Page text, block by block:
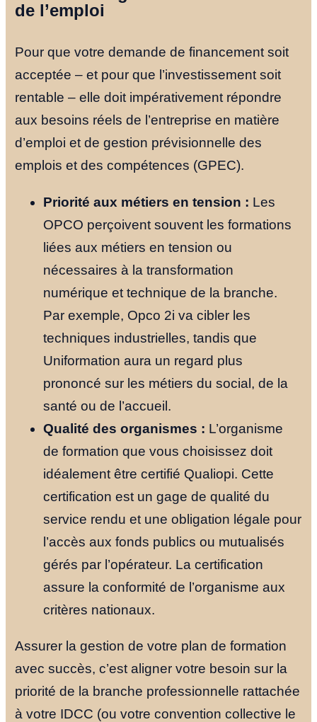
de l’emploi
Pour que votre demande de financement soit
acceptée – et pour que l’investissement soit
rentable – elle doit impérativement répondre
aux besoins réels de l’entreprise en matière
d’emploi et de gestion prévisionnelle des
emplois et des compétences (GPEC).
Priorité aux métiers en tension : Les
OPCO perçoivent souvent les formations
liées aux métiers en tension ou
nécessaires à la transformation
numérique et technique de la branche.
Par exemple, Opco 2i va cibler les
techniques industrielles, tandis que
Uniformation aura un regard plus
prononcé sur les métiers du social, de la
santé ou de l’accueil.
Qualité des organismes : L’organisme
de formation que vous choisissez doit
idéalement être certifié Qualiopi. Cette
certification est un gage de qualité du
service rendu et une obligation légale pour
l’accès aux fonds publics ou mutualisés
gérés par l’opérateur. La certification
assure la conformité de l’organisme aux
critères nationaux.
Assurer la gestion de votre plan de formation
avec succès, c’est aligner votre besoin sur la
priorité de la branche professionnelle rattachée
à votre IDCC (ou votre convention collective le